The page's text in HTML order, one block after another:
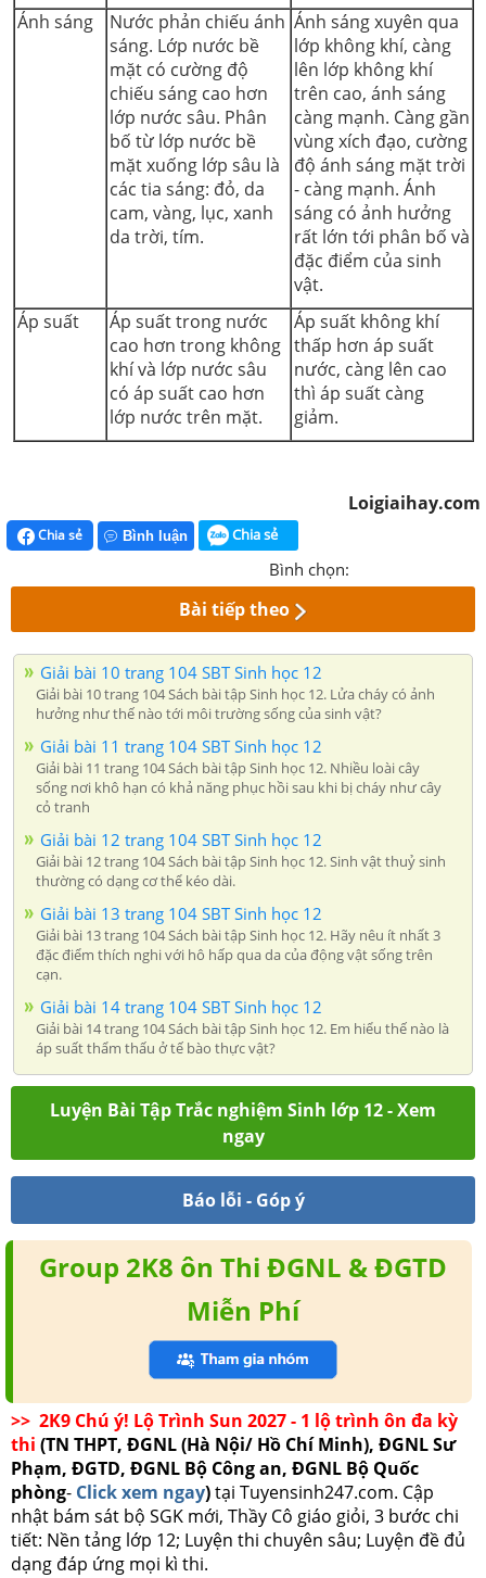
Ánh sáng
Nước phản chiếu ánh
sáng. Lớp nước bề
mặt có cường độ
chiếu sáng cao hơn
lớp nước sâu. Phân
bố từ lớp nước bề
mặt xuống lớp sâu là
các tia sáng: đỏ, da
cam, vàng, lục, xanh
da trời, tím.
Ánh sáng xuyên qua
lớp không khí, càng
lên lớp không khí
trên cao, ánh sáng
càng mạnh. Càng gần
vùng xích đạo, cường
độ ánh sáng mặt trời
- càng mạnh. Ánh
sáng có ảnh hưởng
rất lớn tới phân bố và
đặc điểm của sinh
vật.
Áp suất
Áp suất trong nước
cao hơn trong không
khí và lớp nước sâu
có áp suất cao hơn
lớp nước trên mặt.
Áp suất không khí
thấp hơn áp suất
nước, càng lên cao
thì áp suất càng
giảm.
Loigiaihay.com
Chia sẻ Bình luận Chia sẻ
Bình chọn:
Bài tiếp theo
Giải bài 10 trang 104 SBT Sinh học 12
Giải bài 10 trang 104 Sách bài tập Sinh học 12. Lửa cháy có ảnh
hưởng như thế nào tới môi trường sống của sinh vật?
Giải bài 11 trang 104 SBT Sinh học 12
Giải bài 11 trang 104 Sách bài tập Sinh học 12. Nhiều loài cây
sống nơi khô hạn có khả năng phục hồi sau khi bị cháy như cây
cỏ tranh
Giải bài 12 trang 104 SBT Sinh học 12
Giải bài 12 trang 104 Sách bài tập Sinh học 12. Sinh vật thuỷ sinh
thường có dạng cơ thể kéo dài.
Giải bài 13 trang 104 SBT Sinh học 12
Giải bài 13 trang 104 Sách bài tập Sinh học 12. Hãy nêu ít nhất 3
đặc điểm thích nghi với hô hấp qua da của động vật sống trên
cạn.
Giải bài 14 trang 104 SBT Sinh học 12
Giải bài 14 trang 104 Sách bài tập Sinh học 12. Em hiểu thế nào là
áp suất thẩm thấu ở tế bào thực vật?
Luyện Bài Tập Trắc nghiệm Sinh lớp 12 - Xem
ngay
Báo lỗi - Góp ý
Group 2K8 ôn Thi ĐGNL & ĐGTD
Miễn Phí
>> 2K9 Chú ý! Lộ Trình Sun 2027 - 1 lộ trình ôn đa kỳ
thi (TN THPT, ĐGNL (Hà Nội/ Hồ Chí Minh), ĐGNL Sư
Phạm, ĐGTD, ĐGNL Bộ Công an, ĐGNL Bộ Quốc
phòng- Click xem ngay)tại Tuyensinh247.com. Cập
nhật bám sát bộ SGK mới, Thầy Cô giáo giỏi, 3 bước chi
tiết: Nền tảng lớp 12; Luyện thi chuyên sâu; Luyện đề đủ
dạng đáp ứng mọi kì thi.